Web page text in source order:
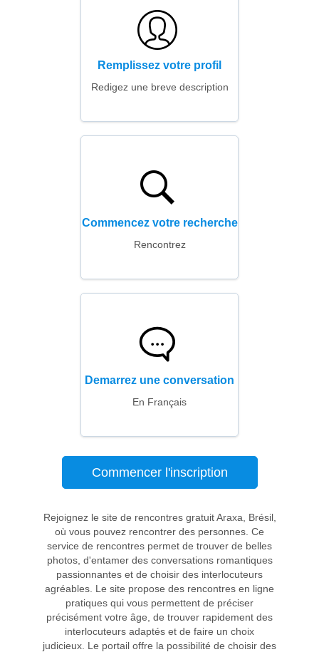
Remplissez votre profil
Redigez une breve description
Commencez votre recherche
Rencontrez
Demarrez une conversation
En Français
Commencer l'inscription
Rejoignez le site de rencontres gratuit Araxa, Brésil,
où vous pouvez rencontrer des personnes. Ce
service de rencontres permet de trouver de belles
photos, d'entamer des conversations romantiques
passionnantes et de choisir des interlocuteurs
agréables. Le site propose des rencontres en ligne
pratiques qui vous permettent de préciser
précisément votre âge, de trouver rapidement des
interlocuteurs adaptés et de faire un choix
judicieux. Le portail offre la possibilité de choisir des